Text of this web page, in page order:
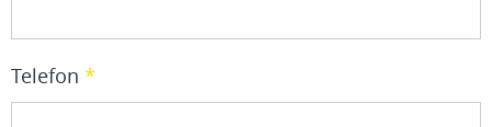
Telefon *